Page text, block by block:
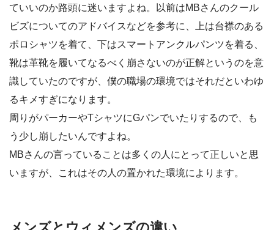
ていいのか路頭に迷いますよね。以前はMBさんのクール
ビズについてのアドバイスなどを参考に、上は台襟のある
ポロシャツを着て、下はスマートアンクルパンツを着る、
靴は革靴を履いてなるべく崩さないのが正解というのを意
識していたのですが、僕の職場の環境ではそれだといわゆ
るキメすぎになります。
周りがパーカーやTシャツにGパンでいたりするので、も
う少し崩したいんですよね。
MBさんの言っていることは多くの人にとって正しいと思
いますが、これはその人の置かれた環境によります。